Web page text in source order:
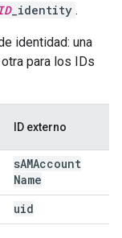
_identity .
identidad: una
para los IDs
ID externo
sAMAccount
Name
uid